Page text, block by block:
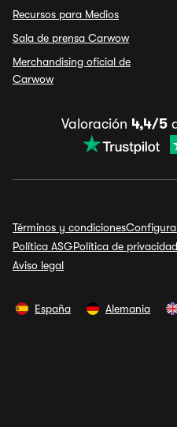
Recursos para Medios
Sala de prensa Carwow
Merchandising oficial de
Carwow
Valoración 4,4/5
Términos y condiciones
Política ASGPolítica de privacidad
Aviso legal
España Alemania